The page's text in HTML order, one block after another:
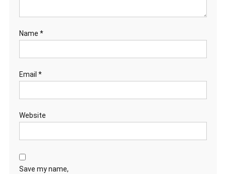
Name *
Email *
Website
Save my name,